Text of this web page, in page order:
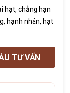
hạt, chẳng hạn
hạnh nhân, hạt
TƯ VẤN